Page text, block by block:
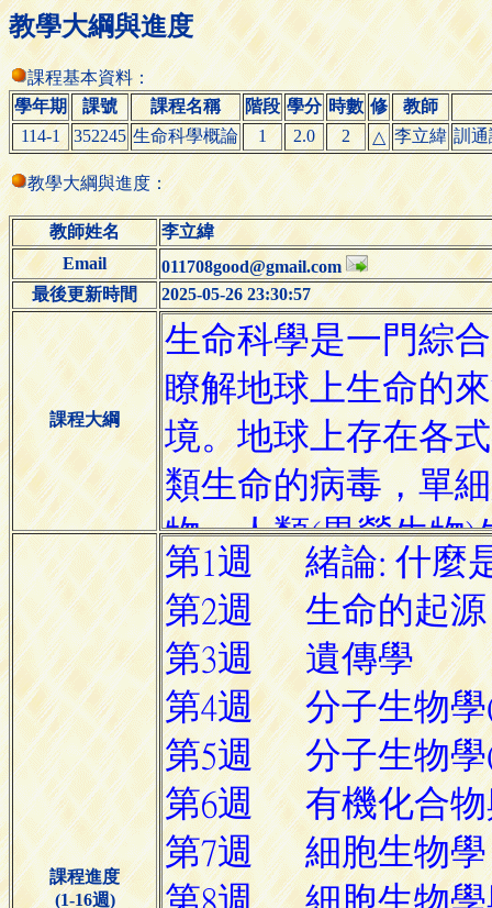
教學大綱與進度
課程基本資料：
學年期
課號 課程名稱 階段 學分 時數 修
教師
114-1
352245 生命科學概論 1 2.0 2 △ 李立緯 訓通
教學大綱與進度：
教師姓名
李立緯
Email
011708good@gmail.com
最後更新時間
2025-05-26 23:30:57
課程大綱
課程進度
(1-16週)